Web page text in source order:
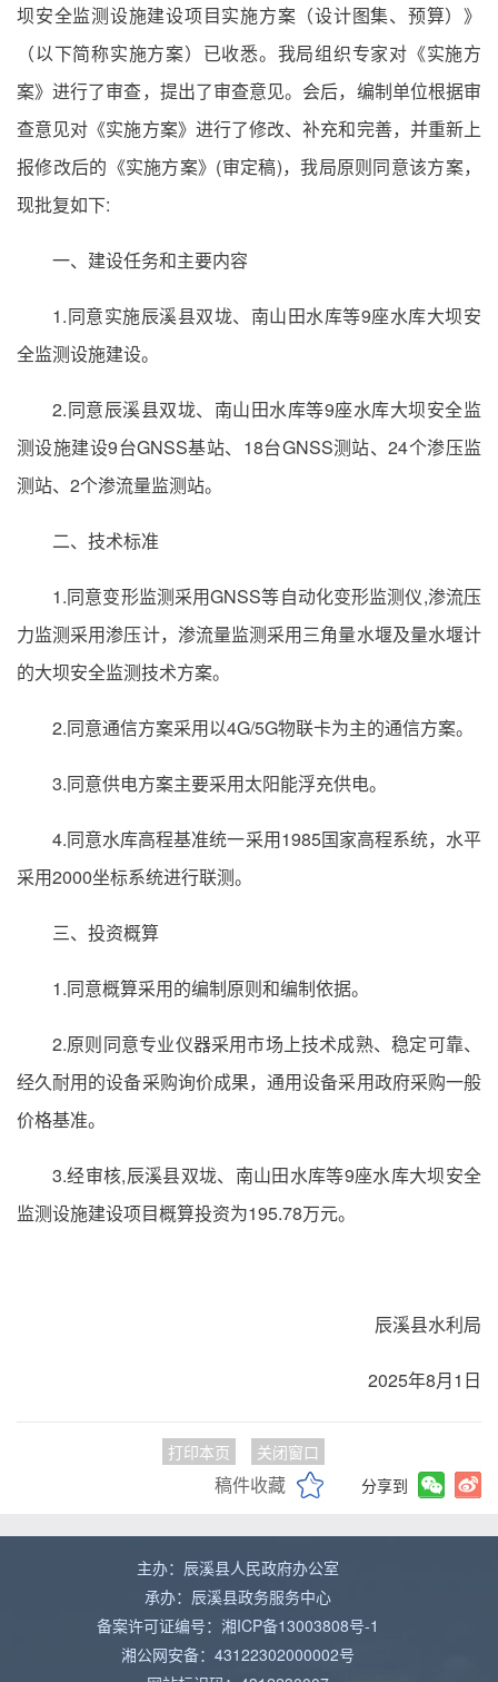
坝安全监测设施建设项目实施方案（设计图集、预算）》
（以下简称实施方案）已收悉。我局组织专家对《实施方
案》进行了审查，提出了审查意见。会后，编制单位根据审
查意见对《实施方案》进行了修改、补充和完善，并重新上
报修改后的《实施方案》(审定稿)，我局原则同意该方案，
现批复如下:
一、建设任务和主要内容
1.同意实施辰溪县双垅、南山田水库等9座水库大坝安
全监测设施建设。
2.同意辰溪县双垅、南山田水库等9座水库大坝安全监
测设施建设9台GNSS基站、18台GNSS测站、24个渗压监
测站、2个渗流量监测站。
二、技术标准
1.同意变形监测采用GNSS等自动化变形监测仪,渗流压
力监测采用渗压计，渗流量监测采用三角量水堰及量水堰计
的大坝安全监测技术方案。
2.同意通信方案采用以4G/5G物联卡为主的通信方案。
3.同意供电方案主要采用太阳能浮充供电。
4.同意水库高程基准统一采用1985国家高程系统，水平
采用2000坐标系统进行联测。
三、投资概算
1.同意概算采用的编制原则和编制依据。
2.原则同意专业仪器采用市场上技术成熟、稳定可靠、
经久耐用的设备采购询价成果，通用设备采用政府采购一般
价格基准。
3.经审核,辰溪县双垅、南山田水库等9座水库大坝安全
监测设施建设项目概算投资为195.78万元。
辰溪县水利局
2025年8月1日
打印本页 关闭窗口
稿件收藏 分享到
主办：辰溪县人民政府办公室
承办：辰溪县政务服务中心
备案许可证编号：湘ICP备13003808号-1
湘公网安备：43122302000002号